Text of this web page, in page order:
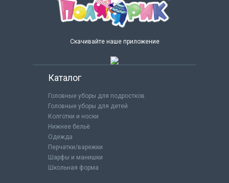
Скачивайте наше приложение
Каталог
Головные уборы для подростков
Головные уборы для детей
Колготки и носки
Нижнее бельё
Одежда
Перчатки/варежки
Шарфы и манишки
Школьная форма